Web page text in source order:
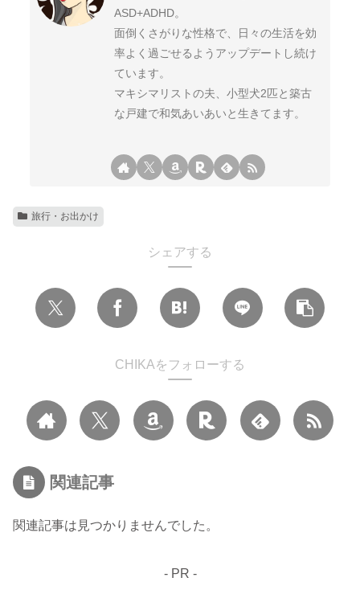
ASD+ADHD。
面倒くさがりな性格で、日々の生活を効
率よく過ごせるようアップデートし続け
ています。
マキシマリストの夫、小型犬2匹と築古
な戸建で和気あいあいと生きてます。
旅行・お出かけ
シェアする
CHIKAをフォローする
関連記事
関連記事は見つかりませんでした。
- PR -